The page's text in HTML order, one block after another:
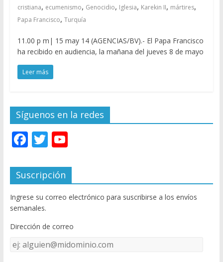
cristiana, ecumenismo, Genocidio, Iglesia, Karekin II, mártires,
Papa Francisco, Turquía
11.00 p m| 15 may 14 (AGENCIAS/BV).- El Papa Francisco
ha recibido en audiencia, la mañana del jueves 8 de mayo
Leer más
Síguenos en la redes
F
e
b
o
o
k
T
itt
er
Y
u
T
u
e
C
Suscripción
Ingrese su correo electrónico para suscribirse a los envíos
semanales.
Dirección de correo
Dirección
de